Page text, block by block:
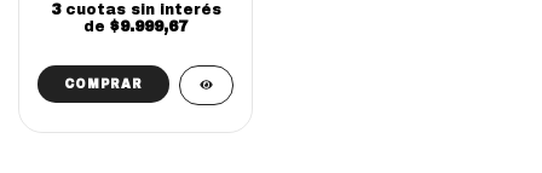
3 cuotas sin interés
de $9.999,67